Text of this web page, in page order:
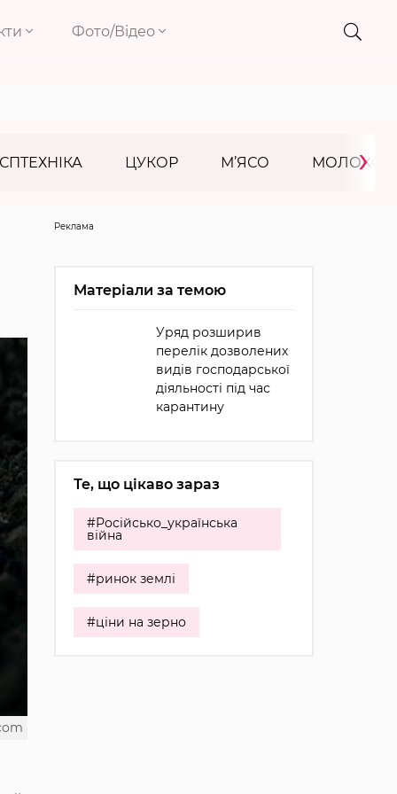
Фото/Відео
ЦУКОР М’ЯСО МОЛОКО
›
Реклама
Матеріали за темою
Уряд розширив
перелік дозволених
видів господарської
діяльності під час
карантину
Те, що цікаво зараз
#Російсько_українська
війна
#ринок землі
#ціни на зерно